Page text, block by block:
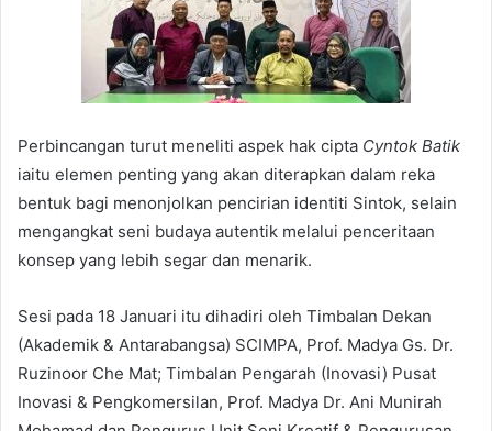
Perbincangan turut meneliti aspek hak cipta Cyntok Batik
iaitu elemen penting yang akan diterapkan dalam reka
bentuk bagi menonjolkan pencirian identiti Sintok, selain
mengangkat seni budaya autentik melalui penceritaan
konsep yang lebih segar dan menarik.
Sesi pada 18 Januari itu dihadiri oleh Timbalan Dekan
(Akademik & Antarabangsa) SCIMPA, Prof. Madya Gs. Dr.
Ruzinoor Che Mat; Timbalan Pengarah (Inovasi) Pusat
Inovasi & Pengkomersilan, Prof. Madya Dr. Ani Munirah